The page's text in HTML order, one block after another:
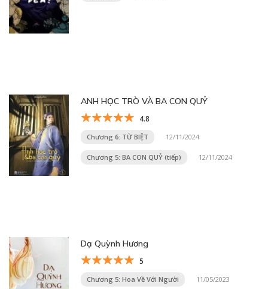
ANH HỌC TRÒ VÀ BA CON QUỶ
4.8
Chương 6: TỪ BIỆT 12/11/2024
Chương 5: BA CON QUỶ (tiếp) 12/11/2024
Dạ Quỳnh Hương
5
Chương 5: Hoa Về Với Người 11/05/2023